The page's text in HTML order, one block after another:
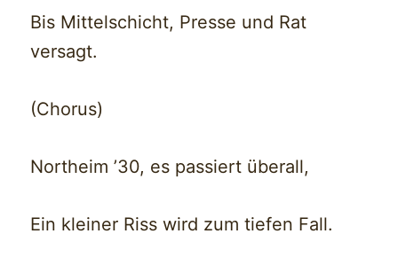
Bis Mittelschicht, Presse und Rat
versagt.
(Chorus)
Northeim ’30, es passiert überall,
Ein kleiner Riss wird zum tiefen Fall.